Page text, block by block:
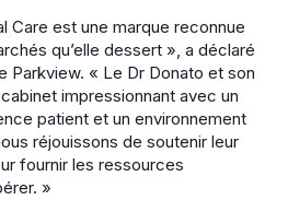
Care est une marque reconnue
qu’elle dessert », a déclaré
Parkview. « Le Dr Donato et son
impressionnant avec un
patient et un environnement
réjouissons de soutenir leur
fournir les ressources
»